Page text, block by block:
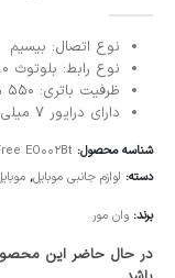
نوع اتصال: بیسیم
نوع رابط: بلوتوث 5.0
ظرفیت باتری: 550 میلی‌آمپر در ساعت
دارای درایور 7 میلی‌متری
شناسه محصول: EO002Bt
دسته: لوازم جانبی موبایل,
برند: وان مور
در حال حاضر این